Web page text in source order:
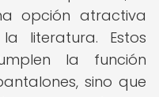
opción atractiva
literatura. Estos
la función
sino que